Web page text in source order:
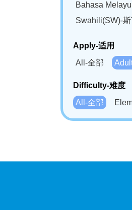
Bahasa
Swahili(SW)-
Apply-适用
All-全部
Difficulty-难度
All-全部